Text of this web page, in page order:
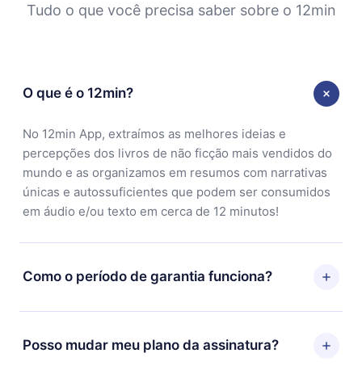
Tudo o que você precisa saber sobre o 12min
O que é o 12min?
No 12min App, extraímos as melhores ideias e
percepções dos livros de não ficção mais vendidos do
mundo e as organizamos em resumos com narrativas
únicas e autossuficientes que podem ser consumidos
em áudio e/ou texto em cerca de 12 minutos!
Como o período de garantia funciona?
Você pode baixar nosso aplicativo e começar a
aproveitar nossa biblioteca. Se por algum motivo não
ficar satisfeito com nossa plataforma, basta entrar em
Posso mudar meu plano da assinatura?